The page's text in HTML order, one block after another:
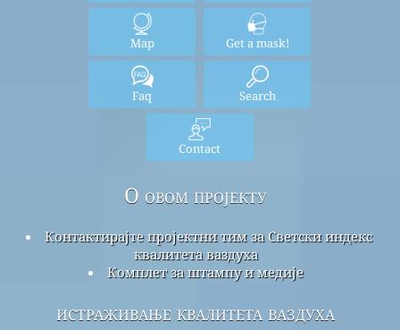
Map Get a mask!
Faq Search
Contact
О овом пројекту
Контактирајте пројектни тим за Светски индекс
квалитета ваздуха
Комплет за штампу и медије
истраживање квалитета ваздуха